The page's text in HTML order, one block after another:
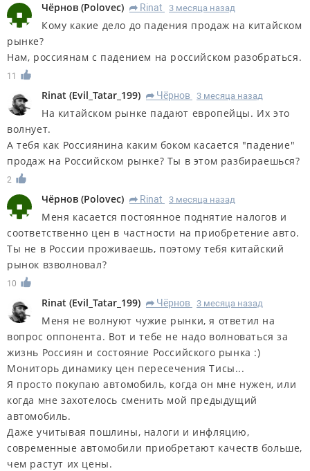
Чёрнов (Polovec) R Rinat 3 месяца назад
Кому какие дело до падения продаж на китайском
рынке?
Нам, россиянам с падением на российском разобраться.
11
Rinat (Evil_Tatar_199) R Чёрнов 3 месяца назад
На китайском рынке падают европейцы. Их это
волнует.
А тебя как Россиянина каким боком касается "падение"
продаж на Российском рынке? Ты в этом разбираешься?
2
Чёрнов (Polovec) R Rinat 3 месяца назад
Меня касается постоянное поднятие налогов и
соответственно цен в частности на приобретение авто.
Ты не в России проживаешь, поэтому тебя китайский
рынок взволновал?
10
Rinat (Evil_Tatar_199) R Чёрнов 3 месяца назад
Меня не волнуют чужие рынки, я ответил на
вопрос оппонента. Вот и тебе не надо волноваться за
жизнь Россиян и состояние Российского рынка :)
Мониторь динамику цен пересечения Тисы...
Я просто покупаю автомобиль, когда он мне нужен, или
когда мне захотелось сменить мой предыдущий
автомобиль.
Даже учитывая пошлины, налоги и инфляцию,
современные автомобили приобретают качеств больше,
чем растут их цены.